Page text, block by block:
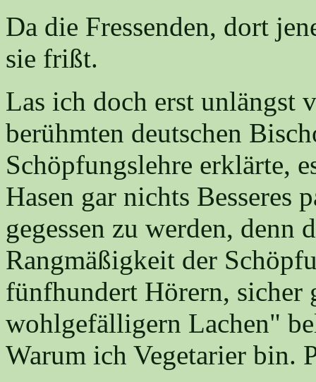
Da die Fressenden, dort
sie frißt.
Las ich doch erst unlängst
berühmten deutschen
Schöpfungslehre erklärte,
Hasen gar nichts Besseres
gegessen zu werden, denn
Rangmäßigkeit der
fünfhundert Hörern,
wohlgefälligern Lachen"
Warum ich Vegetarier bin.